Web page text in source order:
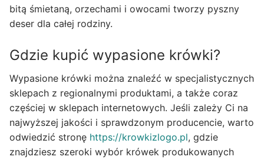
bitą śmietaną, orzechami i owocami tworzy pyszny
deser dla całej rodziny.
Gdzie kupić wypasione krówki?
Wypasione krówki można znaleźć w specjalistycznych
sklepach z regionalnymi produktami, a także coraz
częściej w sklepach internetowych. Jeśli zależy Ci na
najwyższej jakości i sprawdzonym producencie, warto
odwiedzić stronę https://krowkizlogo.pl, gdzie
znajdziesz szeroki wybór krówek produkowanych